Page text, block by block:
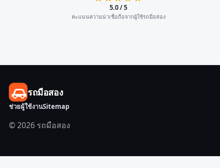
5.0 / 5
คะแนนความน่าเชื่อถือจากผู้ใช้รถมือสอง
รถมือสอง
ช่วยผู้ใช้งานSitemap
© 2026 รถมือสอง